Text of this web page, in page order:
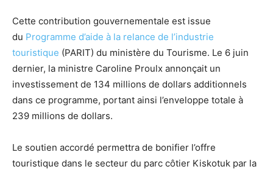
Cette contribution gouvernementale est issue
du Programme d’aide à la relance de l’industrie
touristique (PARIT) du ministère du Tourisme. Le 6 juin
dernier, la ministre Caroline Proulx annonçait un
investissement de 134 millions de dollars additionnels
dans ce programme, portant ainsi l’enveloppe totale à
239 millions de dollars.
Le soutien accordé permettra de bonifier l’offre
touristique dans le secteur du parc côtier Kiskotuk par la